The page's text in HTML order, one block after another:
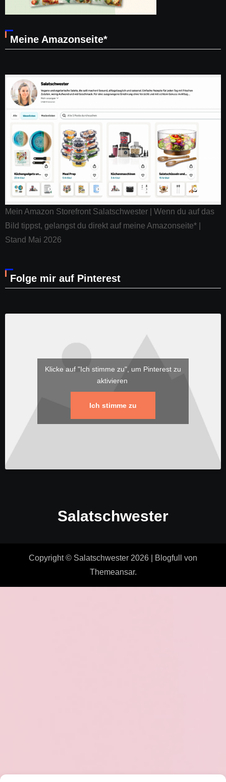
Meine Amazonseite*
Mein Amazon Storefront Salatschwester | Wenn du auf das
Bild tippst, gelangst du direkt auf meine Amazonseite* |
Stand Mai 2026
Folge mir auf Pinterest
Klicke auf "Ich stimme zu", um Pinterest zu
aktivieren
Ich stimme zu
Salatschwester
Copyright © Salatschwester 2026 Blogfull
von
Themeansar.